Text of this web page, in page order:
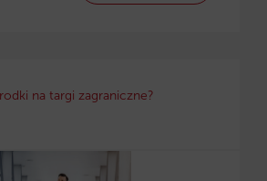
na targi zagraniczne?